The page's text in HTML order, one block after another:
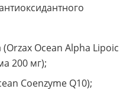
(Orzax Ocean Alpha Lipoic
200 мг);
Coenzyme Q10);